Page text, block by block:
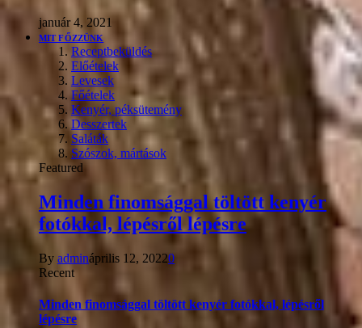
január 4, 2021
MIT FŐZZÜNK
Receptbeküldés
Előételek
Levesek
Főételek
Kenyér, péksütemény
Desszertek
Saláták
Szószok, mártások
Featured
Minden finomsággal töltött kenyér
fotókkal, lépésről lépésre
By admináprilis 12, 20220
Recent
Minden finomsággal töltött kenyér fotókkal, lépésről
lépésre